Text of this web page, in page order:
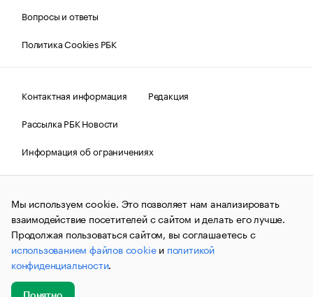
Вопросы и ответы
Политика Cookies РБК
Контактная информация
Редакция
Рассылка РБК Новости
Информация об ограничениях
Правовая информация
О соблюдении авторских прав
© АО «РОСБИЗНЕСКОНСАЛТИНГ»,1995–2026.Сообщения
и материалы информационного агентства «РБК»
(зарегистрировано Федеральной службой по надзору в сфере
связи, информационных технологий и массовых
коммуникаций (Роскомнадзор) 09.12.2015 за номером ИА
№ФС77-63848) сопровождаются пометкой «РБК». Отдельные
публикации могут содержать информацию,
не предназначенную для пользователей
до 18 лет.
Мы используем cookie. Это позволяет нам анализировать
взаимодействие посетителей с сайтом и делать его лучше.
Продолжая пользоваться сайтом, вы соглашаетесь с
использованием файлов cookieи политикой
конфиденциальности.